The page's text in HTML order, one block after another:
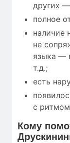
других —
полное
наличие
не
языка —
т.д.;
есть
с
Кому